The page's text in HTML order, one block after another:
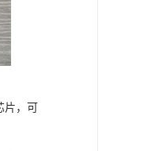
，可